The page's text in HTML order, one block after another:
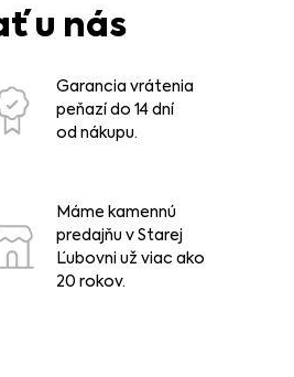
u nás
Garancia vrátenia
peňazí do 14 dní
od nákupu.
Máme kamennú
predajňu v Starej
Ľubovni už viac ako
20 rokov.